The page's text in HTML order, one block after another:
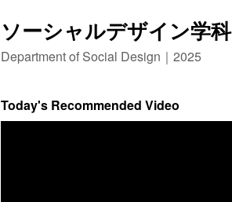
ソーシャルデザイン学科
Department of Social Design｜2025
Today's Recommended Video